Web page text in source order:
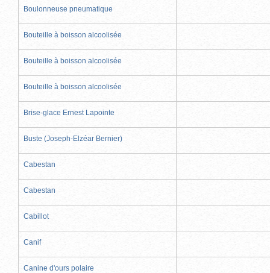
Boulonneuse pneumatique
Bouteille à boisson alcoolisée
Bouteille à boisson alcoolisée
Bouteille à boisson alcoolisée
Brise-glace Ernest Lapointe
Buste (Joseph-Elzéar Bernier)
Cabestan
Cabestan
Cabillot
Canif
Canine d'ours polaire